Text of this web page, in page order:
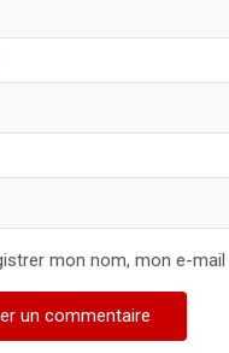
mon nom, mon e-